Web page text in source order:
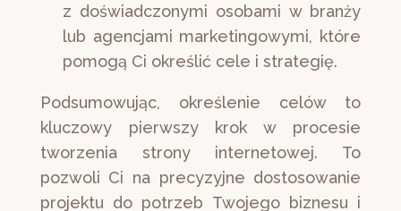
z doświadczonymi osobami w branży
lub agencjami marketingowymi, które
pomogą Ci określić cele i strategię.
Podsumowując, określenie celów to
kluczowy pierwszy krok w procesie
tworzenia strony internetowej. To
pozwoli Ci na precyzyjne dostosowanie
projektu do potrzeb Twojego biznesu i